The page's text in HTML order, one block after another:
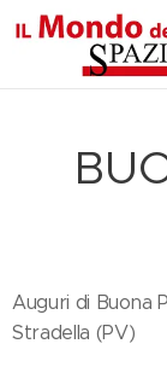
Auguri di Buona
Stradella (PV)